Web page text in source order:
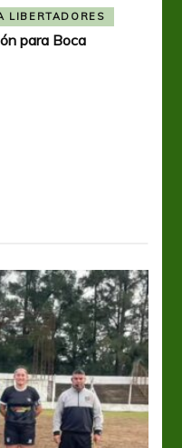
LIBERTADORES
para Boca